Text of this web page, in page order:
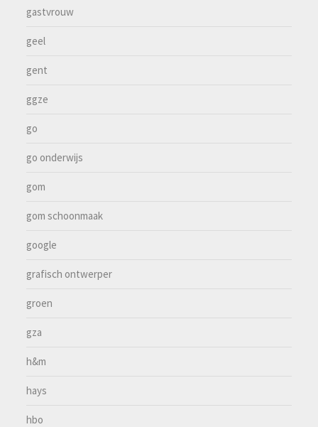
gastvrouw
geel
gent
ggze
go
go onderwijs
gom
gom schoonmaak
google
grafisch ontwerper
groen
gza
h&m
hays
hbo